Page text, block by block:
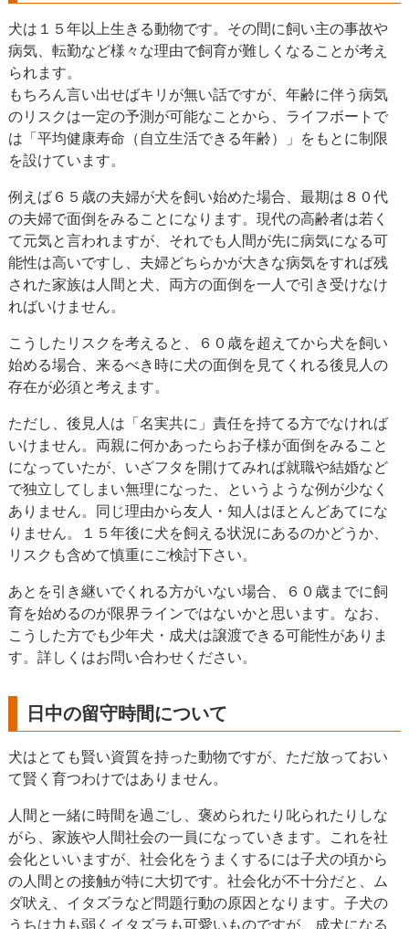
犬は１５年以上生きる動物です。その間に飼い主の事故や
病気、転勤など様々な理由で飼育が難しくなることが考え
られます。
もちろん言い出せばキリが無い話ですが、年齢に伴う病気
のリスクは一定の予測が可能なことから、ライフボートで
は「平均健康寿命（自立生活できる年齢）」をもとに制限
を設けています。
例えば６５歳の夫婦が犬を飼い始めた場合、最期は８０代
の夫婦で面倒をみることになります。現代の高齢者は若く
て元気と言われますが、それでも人間が先に病気になる可
能性は高いですし、夫婦どちらかが大きな病気をすれば残
された家族は人間と犬、両方の面倒を一人で引き受けなけ
ればいけません。
こうしたリスクを考えると、６０歳を超えてから犬を飼い
始める場合、来るべき時に犬の面倒を見てくれる後見人の
存在が必須と考えます。
ただし、後見人は「名実共に」責任を持てる方でなければ
いけません。両親に何かあったらお子様が面倒をみること
になっていたが、いざフタを開けてみれば就職や結婚など
で独立してしまい無理になった、というような例が少なく
ありません。同じ理由から友人・知人はほとんどあてにな
りません。１５年後に犬を飼える状況にあるのかどうか、
リスクも含めて慎重にご検討下さい。
あとを引き継いでくれる方がいない場合、６０歳までに飼
育を始めるのが限界ラインではないかと思います。なお、
こうした方でも少年犬・成犬は譲渡できる可能性がありま
す。詳しくはお問い合わせください。
日中の留守時間について
犬はとても賢い資質を持った動物ですが、ただ放っておい
て賢く育つわけではありません。
人間と一緒に時間を過ごし、褒められたり叱られたりしな
がら、家族や人間社会の一員になっていきます。これを社
会化といいますが、社会化をうまくするには子犬の頃から
の人間との接触が特に大切です。社会化が不十分だと、ム
ダ吠え、イタズラなど問題行動の原因となります。子犬の
うちは力も弱くイタズラも可愛いものですが、成犬になる